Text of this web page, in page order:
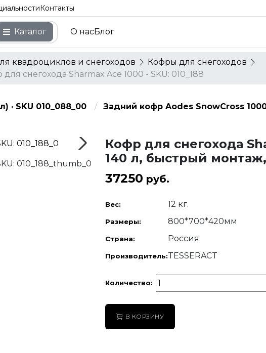
Контакты
Каталог О насБлог
квадроциклов и снегоходов
Кофры для снегоходов
для снегохода Sharmax Ace 1000 - SKU: 010_188
· SKU 010_088_00 Задний кофр Aodes SnowCross 1000
Кофр для снегохода
140 л, быстрый
37250 руб.
Вес: 12 кг.
Размеры: 800*700*420мм
Страна: Россия
Производитель:TESSERACT
Количество:
В КОРЗИНУ